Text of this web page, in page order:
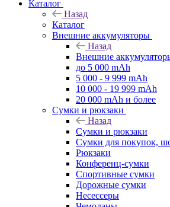
Каталог
Назад
Каталог
Внешние аккумуляторы
Назад
Внешние
до 5 000 mAh
5 000 - 9 999 mAh
10 000 - 19 999 mAh
20 000 mAh и более
Сумки и рюкзаки
Назад
Сумки и рюкзаки
Сумки для покупок,
Рюкзаки
Конференц-сумки
Спортивные сумки
Дорожные сумки
Несессеры